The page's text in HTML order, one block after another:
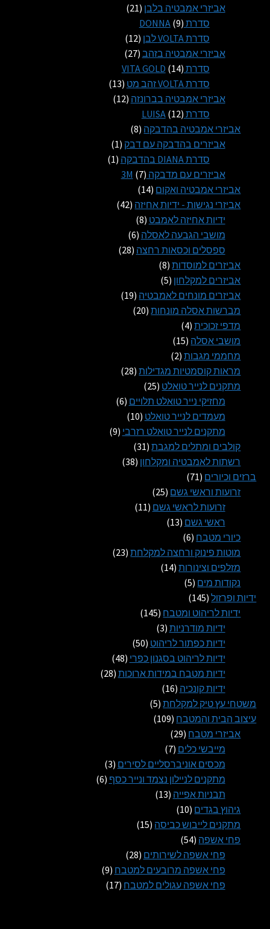
אביזרי אמבטיה בלבן 21
21
סדרת DONNA 9
9
מוצרים סדרת VOLTA לבן 12
12
מוצרים
אביזרי אמבטיה בזהב 27
27
מוצרים
סדרת VITA GOLD 14
14
מוצרים סדרת VOLTA זהב מט 13
13
אביזרי אמבטיה בברונזה 12
12
סדרת LUISA 12
12
מוצרים
אביזרי אמבטיה בהדבקה 8
8
מוצריםאביזרים בהדבקה עם דבק 1מוצר
1
סדרת DIANA בהדבקה 1מוצר
אביזרים עם מדבקה 3M 7
7
מוצרים
אביזרי אמבטיה ואקום 14
14
מוצריםאביזרי נגישות - ידיות אחיזה 42
42
ידיות אחיזה לאמבט 8
8
מוצרים מושבי הגבעה לאסלה 6
6
מוצרים ספסלים וכסאות רחצה 28
28
אביזרים למוסדות 8
8
מוצרים
אביזרים למקלחון 5
5
מוצרים
אביזרים מונחים לאמבטיה 19
19
מברשות אסלה מונחות 20
20
מדפי זכוכית 4
4
מוצרים מושבי אסלה 15
15
מוצרים מחממי מגבות 2
2
מוצרים
מראות קוסמטיות מגדילות 28
28
מתקנים לנייר טואלט 25
25
מוצרים
מחזיקי נייר טואלט תלויים 6
6
מעמדים לנייר טואלט 10
10
מוצריםמתקנים לנייר טואלט רזרבי 9
9
קולבים ומתלים למגבת 31
31
מוצרים רשתות לאמבטיה ומקלחון 38
38
ברזים וכיורים 71
71
מוצרים
זרועות וראשי גשם 25
25
מוצריםזרועות לראשי גשם 11
11
ראשי גשם 13
13
כיורי מטבח 6
6
מוצרים
מוטות פינוק ורחצה למקלחת 23
23
מזלפים וצינורות 14
14
נקודות מים 5
5
ידיות ופרזול 145
145
מוצרים
ידיות לריהוט ומטבח 145
145
ידיות מודרניות 3
3
מוצריםידיות כפתור לריהוט 50
50
מוצריםידיות לריהוט בסגנון כפרי 48
48
מוצרים ידיות מטבח במידות ארוכות 28
28
ידיות קונכיה 16
16
מוצריםמשטחי עץ טיק למקלחת 5
5
מוצרים
עיצוב הבית והמטבח 109
109
אביזרי מטבח 29
29
מוצרים מייבשי כלים 7
7
מוצרים
מכסים אוניברסליים לסירים 3
3
מוצרים מתקנים לניילון נצמד ונייר כסף 6
6
תבניות אפייה 13
13
גיהוץ בגדים 10
10
מוצרים
מתקנים לייבוש כביסה 15
15
פחי אשפה 54
54
מוצרים
פחי אשפה לשירותים 28
28
מוצריםפחי אשפה מרובעים למטבח 9
9
פחי אשפה עגולים למטבח 17
17